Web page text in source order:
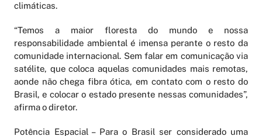
climáticas.
“Temos a maior floresta do mundo e nossa
responsabilidade ambiental é imensa perante o resto da
comunidade internacional. Sem falar em comunicação via
satélite, que coloca aquelas comunidades mais remotas,
aonde não chega fibra ótica, em contato com o resto do
Brasil, e colocar o estado presente nessas comunidades”,
afirma o diretor.
Potência Espacial – Para o Brasil ser considerado uma